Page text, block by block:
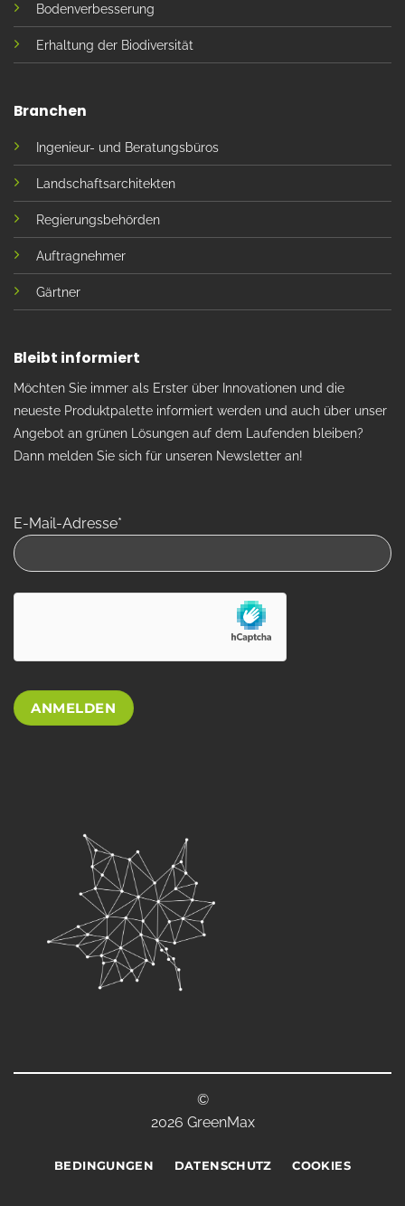
Bodenverbesserung
Erhaltung der Biodiversität
Branchen
Ingenieur- und Beratungsbüros
Landschaftsarchitekten
Regierungsbehörden
Auftragnehmer
Gärtner
Bleibt informiert
Möchten Sie immer als Erster über Innovationen und die
neueste Produktpalette informiert werden und auch über unser
Angebot an grünen Lösungen auf dem Laufenden bleiben?
Dann melden Sie sich für unseren Newsletter an!
E-Mail-Adresse*
©
2026 GreenMax
BEDINGUNGEN DATENSCHUTZ COOKIES